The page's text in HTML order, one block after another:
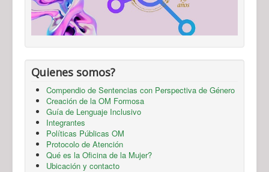
Quienes somos?
Compendio de Sentencias con Perspectiva de Género
Creación de la OM Formosa
Guía de Lenguaje Inclusivo
Integrantes
Políticas Públicas OM
Protocolo de Atención
Qué es la Oficina de la Mujer?
Ubicación y contacto